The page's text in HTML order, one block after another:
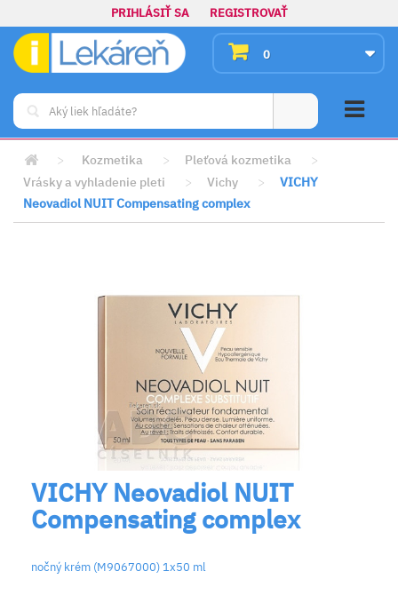
PRIHLÁSIŤ SA REGISTROVAŤ
0
> Kozmetika > Pleťová kozmetika
>
Vrásky a vyhladenie pleti
> Vichy >
VICHY
Neovadiol NUIT Compensating complex
VICHY Neovadiol NUIT
Compensating complex
nočný krém (M9067000) 1x50 ml